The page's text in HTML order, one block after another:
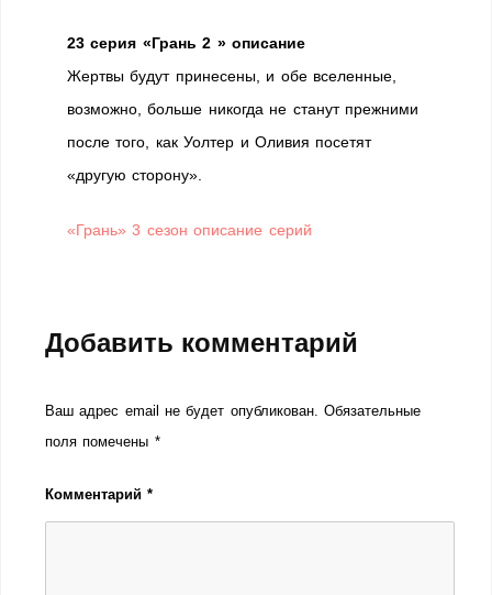
23 серия «Грань 2 » описание
Жертвы будут принесены, и обе вселенные,
возможно, больше никогда не станут прежними
после того, как Уолтер и Оливия посетят
«другую сторону».
«Грань» 3 сезон описание серий
Добавить комментарий
Ваш адрес email не будет опубликован. Обязательные
поля помечены *
Комментарий*